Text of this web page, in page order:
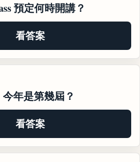
預定何時開講？
看答案
年是第幾屆？
看答案